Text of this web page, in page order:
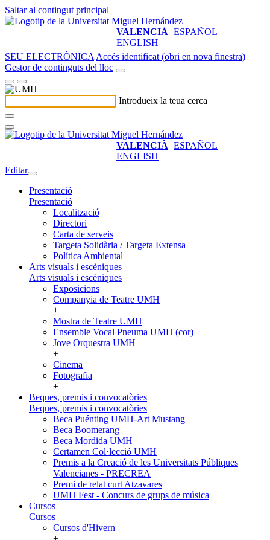
Saltar al contingut principal
VALENCIÀ ESPAÑOL
ENGLISH
SEU ELECTRÒNICA Accés identificat (obri en nova finestra)
Gestor de continguts del lloc
Introdueix la teua cerca
VALENCIÀ ESPAÑOL
ENGLISH
Editar
Presentació
Presentació
Localització
Directori
Carta de serveis
Targeta Solidària / Targeta Extensa
Política Ambiental
Arts visuals i escèniques
Arts visuals i escèniques
Exposicions
Companyia de Teatre UMH
+
Mostra de Teatre UMH
Ensemble Vocal Pneuma UMH (cor)
Jove Orquestra UMH
+
Cinema
Fotografia
+
Beques, premis i convocatòries
Beques, premis i convocatòries
Beca Puénting UMH-Art Mustang
Beca Boomerang
Beca Mordida UMH
Certamen Col·lecció UMH
Premis a la Creació de les Universitats Públiques
Valencianes - PRECREA
Premi de relat curt Atzavares
UMH Fest - Concurs de grups de música
Cursos
Cursos
Cursos d'Hivern